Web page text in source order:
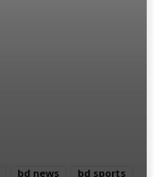
bd news
bd sports